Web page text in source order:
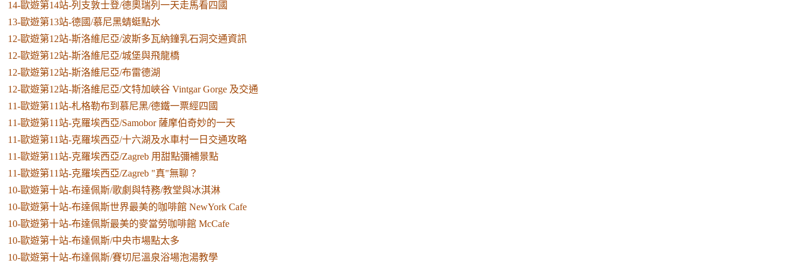
14-歐遊第14站-列支敦士登/德奧瑞列一天走馬看四國
13-歐遊第13站-德國/慕尼黑蜻蜓點水
12-歐遊第12站-斯洛維尼亞/波斯多瓦納鐘乳石洞交通資訊
12-歐遊第12站-斯洛維尼亞/城堡與飛龍橋
12-歐遊第12站-斯洛維尼亞/布雷德湖
12-歐遊第12站-斯洛維尼亞/文特加峽谷 Vintgar Gorge 及交通
11-歐遊第11站-札格勒布到慕尼黑/德鐵一票經四國
11-歐遊第11站-克羅埃西亞/Samobor 薩摩伯奇妙的一天
11-歐遊第11站-克羅埃西亞/十六湖及水車村一日交通攻略
11-歐遊第11站-克羅埃西亞/Zagreb 用甜點彌補景點
11-歐遊第11站-克羅埃西亞/Zagreb "真"無聊？
10-歐遊第十站-布達佩斯/歌劇與特務/教堂與冰淇淋
10-歐遊第十站-布達佩斯世界最美的咖啡館 NewYork Cafe
10-歐遊第十站-布達佩斯最美的麥當勞咖啡館 McCafe
10-歐遊第十站-布達佩斯/中央市場點太多
10-歐遊第十站-布達佩斯/賽切尼溫泉浴場泡湯教學